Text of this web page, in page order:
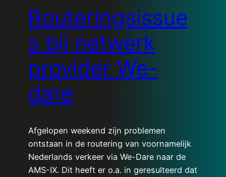
Routeringsissue
s bij netwerk
provider We-
dare
Afgelopen weekend zijn problemen
ontstaan in de routering van voornamelijk
Nederlands verkeer via We-Dare naar de
AMS-IX. Dit heeft er o.a. in geresulteerd dat